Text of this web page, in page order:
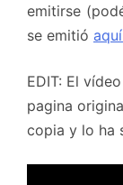
emitirse
se emitió aquí
EDIT: El
pagina
copia y lo ha